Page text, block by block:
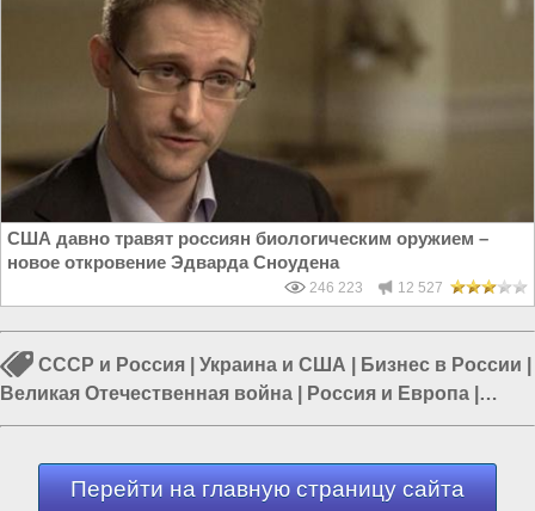
США давно травят россиян биологическим оружием –
новое откровение Эдварда Сноудена
246 223 12 527
СССР и Россия Украина и США Бизнес в России
Великая Отечественная война
Россия и Европа
Россия и НАТО|США и Германия
Перейти на главную страницу сайта